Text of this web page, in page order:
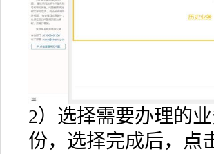
2）选择需要办理的
份，选择完成后，点